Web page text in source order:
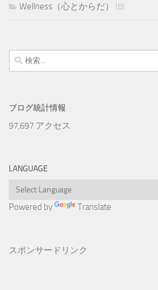
Wellness（心とからだ） (8)
検
索:
ブログ統計情報
97,697 アクセス
LANGUAGE
Powered by Translate
スポンサードリンク